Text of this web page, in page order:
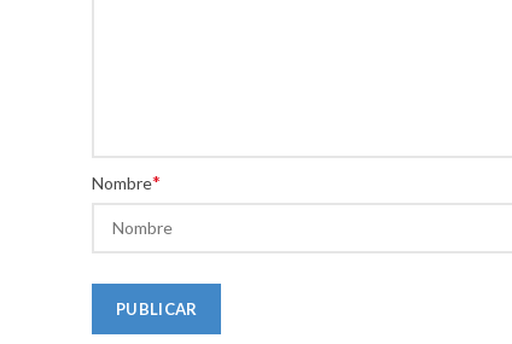
Nombre*